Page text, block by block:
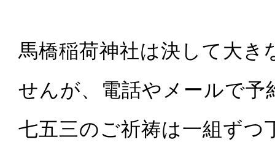
馬橋稲荷神社は決して大き
せんが、電話やメールで
七五三のご祈祷は一組ずつ